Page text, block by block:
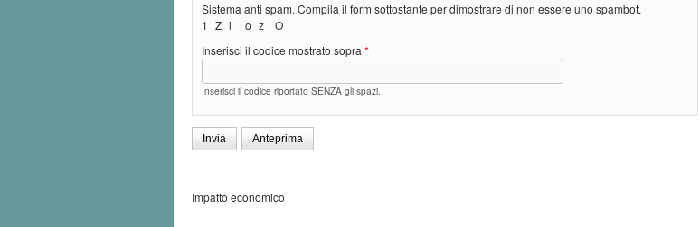
Sistema anti spam. Compila il form sottostante per dimostrare di non essere uno spambot.
1 Z o
i O
z
Inserisci il codice mostrato sopra *
Inserisci il codice riportato SENZA gli spazi.
Impatto economico